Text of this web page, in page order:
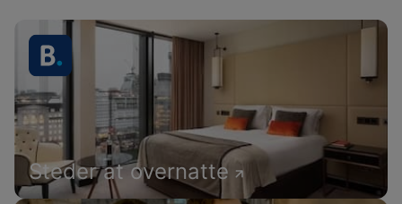
Steder at overnatte